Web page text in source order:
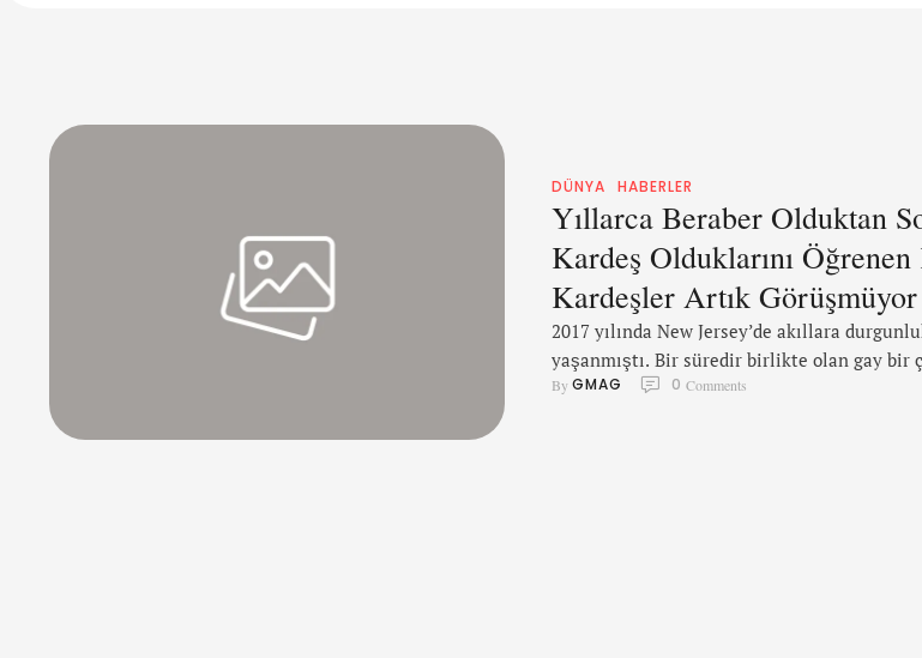
DÜNYA HABERLER
Yıllarca Beraber Olduktan
Kardeş Olduklarını
Kardeşler Artık Görüşmüyor
2017 yılında New Jersey’de akıllara
yaşanmıştı. Bir süredir birlikte olan gay bir
birbirini görmeyen ikiz kardeşler çıkmış, ve
By GMAG 0 Comments